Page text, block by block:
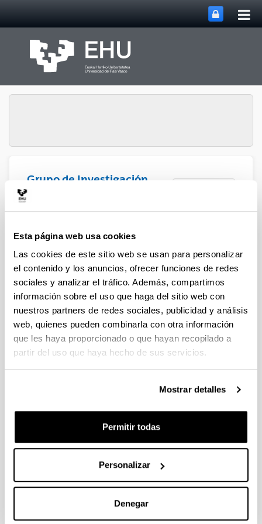
Esta página web usa cookies
Las cookies de este sitio web se usan para personalizar
el contenido y los anuncios, ofrecer funciones de redes
sociales y analizar el tráfico. Además, compartimos
información sobre el uso que haga del sitio web con
nuestros partners de redes sociales, publicidad y análisis
web, quienes pueden combinarla con otra información
que les haya proporcionado o que hayan recopilado a
partir del uso que haya hecho de sus servicios.
Mostrar detalles
Permitir todas
Personalizar
Denegar
Grupo de Investigación
SUPREN
José F. Cambra - Artículos (a
partir del 2004)
Hydrogen production by steam
reforming of m-cresol, a bio-oil
model compound, using catalysts
supported on conventional and
unconventional supports
Ilarduya, J. Requies, J.F. Cambra
2015
Int. J. Hydrogen Energy
Volumen: